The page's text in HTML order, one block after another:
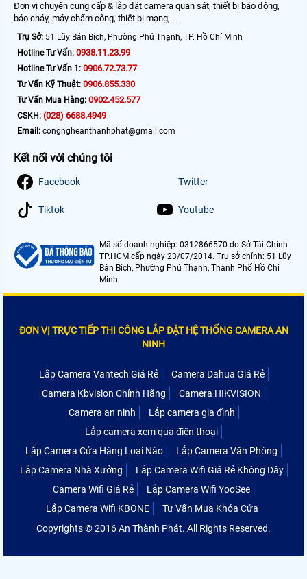
Đơn vị chuyên cung cấp & lắp đặt camera quan sát, thiết bị báo động,
báo cháy, máy chấm công, thiết bị mạng, ...
Trụ Sở: 51 Lũy Bán Bích, Phường Phú Thạnh, TP. Hồ Chí Minh
Hotline Tư Vấn: 0938.11.23.99
Hotline Tư Vấn 1: 0906.72.73.77
Tư Vấn Kỹ Thuật: 0906.855.330
Tư Vấn Mua Hàng: 0902.452.577
CSKH: (028) 6688.4949
Email: congngheanthanhphat@gmail.com
Kết nối với chúng tôi
Facebook Twitter
Tiktok Youtube
Mã số doanh nghiệp: 0312866570 do Sở Tài Chính
TP.HCM cấp ngày 23/07/2014. Trụ sở chính: 51 Lũy
Bán Bích, Phường Phú Thạnh, Thành Phố Hồ Chí
Minh
ĐƠN VỊ TRỰC TIẾP THI CÔNG LẮP ĐẶT HỆ THỐNG CAMERA AN
NINH
Lắp Camera Vantech Giá Rẻ
Camera Dahua Giá Rẻ
Camera Kbvision Chính Hãng
Camera HIKVISION
Camera an ninh
Lắp camera gia đình
Lắp camera xem qua điện thoại
Lắp Camera Cửa Hàng Loại Nào
Lắp Camera Văn Phòng
Lắp Camera Nhà Xưởng
Lắp Camera Wifi Giá Rẻ Không Dây
Camera Wifi Giá Rẻ
Lắp Camera Wifi YooSee
Lắp Camera Wifi KBONE
Tư Vấn Mua Khóa Cửa
Copyrights © 2016 An Thành Phát. All Rights Reserved.